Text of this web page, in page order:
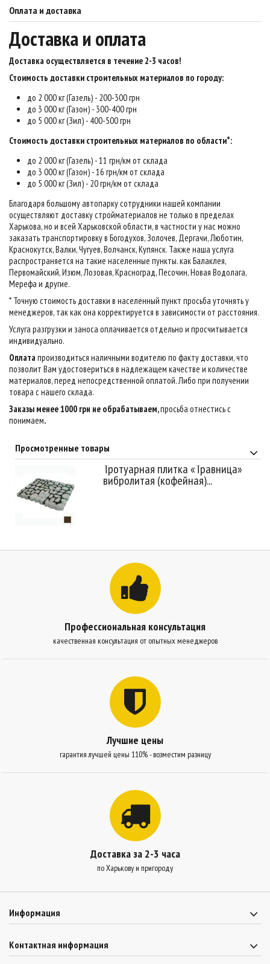
Оплата и доставка
Доставка и оплата
Доставка осуществляется в течение 2-3 часов!
Стоимость доставки строительных материалов по городу:
до 2 000 кг (Газель) - 200-300 грн
до 3 000 кг (Газон) - 300-400 грн
до 5 000 кг (Зил) - 400-500 грн
Стоимость доставки строительных материалов по области*:
до 2 000 кг (Газель) - 11 грн/км от склада
до 3 000 кг (Газон) - 16 грн/км от склада
до 5 000 кг (Зил) - 20 грн/км от склада
Благодаря большому автопарку сотрудники нашей компании
осуществляют доставку стройматериалов не только в пределах
Харькова, но и всей Харьковской области, в частности у нас можно
заказать транспортировку в Богодухов, Золочев, Дергачи, Люботин,
Краснокутск, Валки, Чугуев, Волчанск, Купянск. Также наша услуга
распространяется на такие населенные пункты. как Балаклея,
Первомайский, Изюм, Лозовая, Красноград, Песочин, Новая Водолага,
Мерефа и другие.
* Точную стоимость доставки в населенный пункт просьба уточнять у
менеджеров, так как она корректируется в зависимости от расстояния.
Услуга разгрузки и заноса оплачивается отдельно и просчитывается
индивидуально.
Оплатапроизводиться наличными водителю по факту доставки, что
позволит Вам удостовериться в надлежащем качестве и количестве
материалов, перед непосредственной оплатой. Либо при получении
товара с нашего склада.
Заказы менее 1000 грн не обрабатываем,просьба отнестись с
понимаем.
Просмотренные товары
Тротуарная плитка «Травница»
вибролитая (кофейная)...
Профессиональная консультация
качественная консультация от опытных менеджеров
Лучшие цены
гарантия лучшей цены 110% - возместим разницу
Доставка за 2-3 часа
по Харькову и пригороду
Информация
Контактная информация